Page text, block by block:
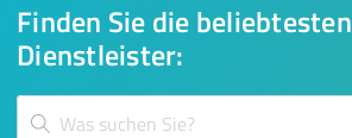
Finden Sie die beliebtesten
Dienstleister: